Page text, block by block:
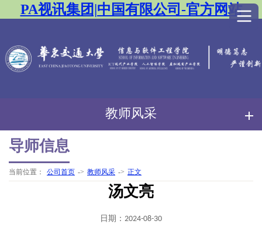
PA视讯集团|中国有限公司-官方网站
教师风采
导师信息
当前位置： 公司首页 -> 教师风采 -> 正文
汤文亮
日期：2024-08-30